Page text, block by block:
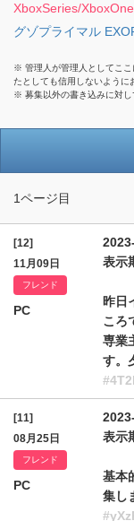
XboxSeries/
グゾプライマル
※ 管理人が管理人としてここ
たとしても信用しないように
※ 募集以外の書き込みに対し
1ページ目
[12]
11月09日
フレンド
PC
表示
昨日
ころ
専業
す。
[11]
08月25日
フレンド
PC
表示
基本
集し